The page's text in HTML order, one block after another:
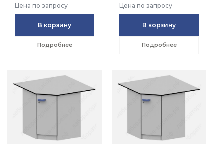
Цена по запросу
В корзину
Подробнее
Цена по запросу
В корзину
Подробнее